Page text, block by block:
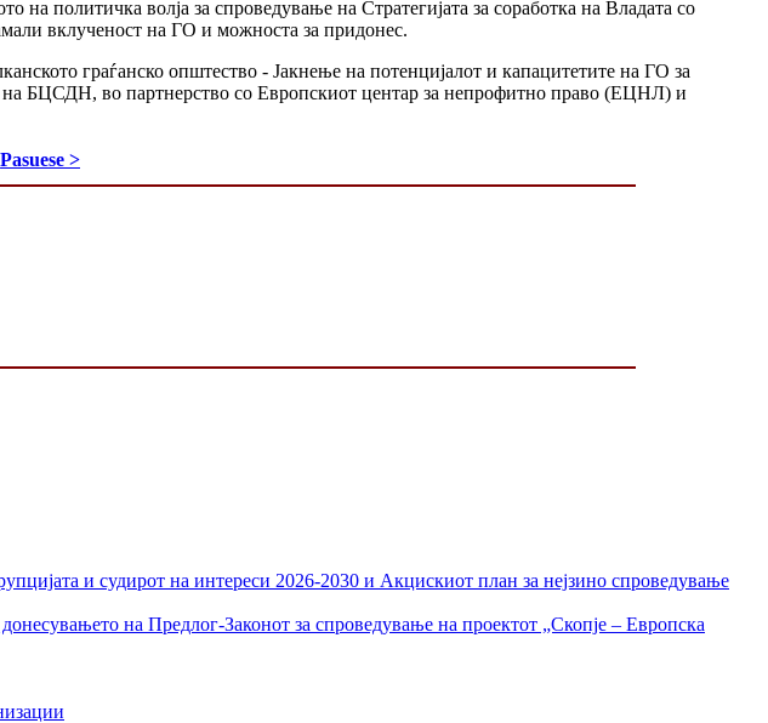
политичка волја за спроведување на Стратегијата за соработка на Владата со
вклученост на ГО и можноста за придонес.
граѓанско општество - Јакнење на потенцијалот и капацитетите на ГО за
БЦСДН, во партнерство со Европскиот центар за непрофитно право (ЕЦНЛ) и
Pasuese >
и судирот на интереси 2026-2030 и Акцискиот план за нејзино спроведување
на Предлог-Законот за спроведување на проектот „Скопје – Европска